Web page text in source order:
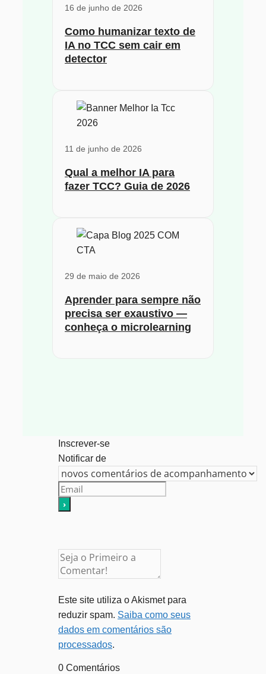
16 de junho de 2026
Como humanizar texto de
IA no TCC sem cair em
detector
11 de junho de 2026
Qual a melhor IA para
fazer TCC? Guia de 2026
29 de maio de 2026
Aprender para sempre não
precisa ser exaustivo —
conheça o microlearning
Inscrever-se
Notificar de
Este site utiliza o Akismet para
reduzir spam. Saiba como seus
dados em comentários são
processados.
0 Comentários